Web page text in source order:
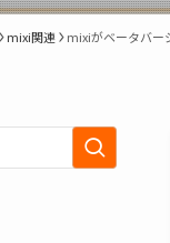
mixi関連 mixiがベータバー